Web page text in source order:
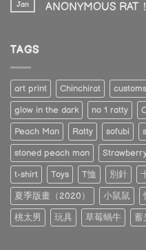
Jan
ANONYMOUS RAT！
TAGS
art print Chinchirat customs
glow in the dark
no 1 ratty
Peach Man
Ratty sofubi
stoned peach man
t-shirt
Toys T恤 別針
夏季版畫（2020）
小鼠鼠
桃太男
玩具 草莓蝸牛 蓄